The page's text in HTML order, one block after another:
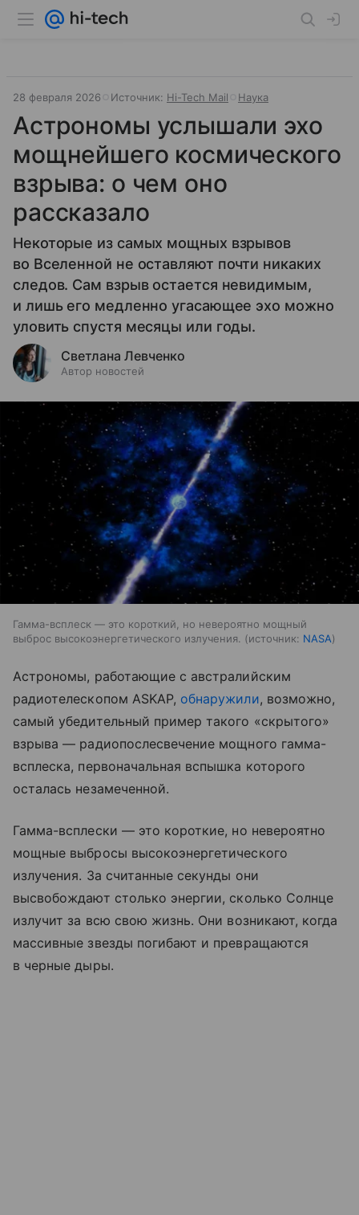
28 февраля 2026 Источник: Hi-Tech Mail Наука
Астрономы услышали эхо
мощнейшего космического
взрыва: о чем оно
рассказало
Некоторые из самых мощных взрывов
во Вселенной не оставляют почти никаких
следов. Сам взрыв остается невидимым,
и лишь его медленно угасающее эхо можно
уловить спустя месяцы или годы.
Светлана Левченко
Автор новостей
Гамма-всплеск — это короткий, но невероятно мощный
выброс высокоэнергетического излучения.
источник: NASA
Астрономы, работающие с австралийским
радиотелескопом ASKAP, обнаружили, возможно,
самый убедительный пример такого «скрытого»
взрыва — радиопослесвечение мощного гамма-
всплеска, первоначальная вспышка которого
осталась незамеченной.
Гамма-всплески — это короткие, но невероятно
мощные выбросы высокоэнергетического
излучения. За считанные секунды они
высвобождают столько энергии, сколько Солнце
излучит за всю свою жизнь. Они возникают, когда
массивные звезды погибают и превращаются
в черные дыры.